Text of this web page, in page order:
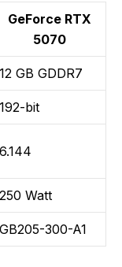
GeForce RTX
5070
12 GB GDDR7
192-bit
6.144
250 Watt
GB205-300-A1